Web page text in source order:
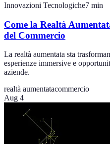
Innovazioni Tecnologiche7 min
Come la Realtà
del Commercio
La realtà aumentata sta
esperienze immersive e
aziende.
realtà aumentatacommercio
Aug 4